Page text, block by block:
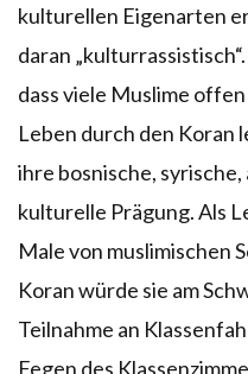
kulturellen Eigenarten
daran
dass viele Muslime
Leben durch den Koran
ihre bosnische,
kulturelle Prägung. Als
Male von muslimischen
Koran würde sie am
Teilnahme an
Fegen des